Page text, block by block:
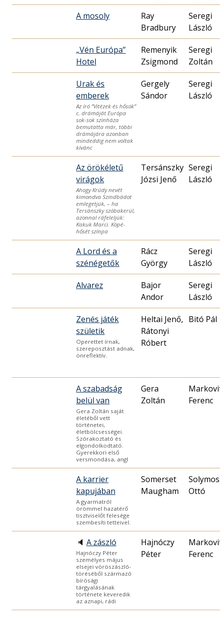
A mosoly
Ray
Bradbury
Seregi
László
„Vén Európa”
Hotel
Remenyik
Zsigmond
Seregi
Zoltán
Urak és
emberek
Az író ”Vitézek és hősök”
c. drámáját Európa
sok-sok színháza
bemutatta már, többi
drámájára azonban
mindeddig nem voltak
kívánc
Gergely
Sándor
Seregi
László
Az örökéletű
virágok
Ahogy Krúdy nevét
kimondva Szindbádot
emlegetjük, – ha
Tersánszky szóbakerül,
azonnal ráfeleljük:
Kakuk Marci. Kópé-
hősét színpa
Tersánszky
Józsi Jenő
Seregi
László
A Lord és a
szénégetők
Rácz
György
Seregi
László
Alvarez
Bajor
Andor
Seregi
László
Zenés játék
születik
Operettet írnak,
szereposztást adnak,
önreflektív.
Heltai Jenő,
Rátonyi
Róbert
Bitó Pál
A szabadság
belül van
Gera Zoltán saját
életéből vett
történetei,
életbölcsességei.
Szórakoztató és
elgondolkodtató.
Gyerekkori első
versmondása, angl
Gera
Zoltán
Ferenc
A karrier
kapujában
A gyarmatról
örömmel hazatérő
tisztviselőt felesége
szembesíti tetteivel.
Somerset
Maugham
Ottó
🔈 A zászló
Hajnóczy Péter
személyes május
elsejei vöröszászló-
töréséből származó
bírósági
tárgyalásának
története keveredik
az aznapi, rádi
Hajnóczy
Péter
Ferenc